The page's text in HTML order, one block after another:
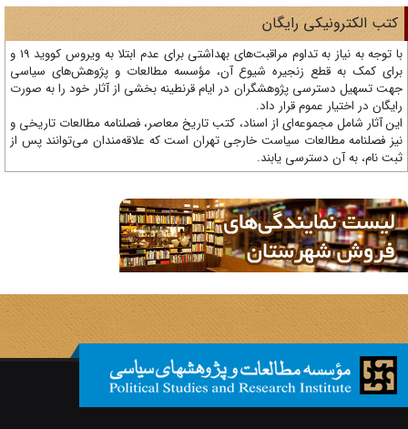
الکترونیکی رایگان
با توجه به نیاز به تداوم مراقبت‌های بهداشتی برای عدم ابتلا به ویروس کووید 19 و
کمک به قطع زنجیره شیوع آن، مؤسسه مطالعات و پژوهش‌های سیاسی
تسهیل دسترسی پژوهشگران در ایام قرنطینه بخشی از آثار خود را به صورت
در اختیار عموم قرار داد.
آثار شامل مجموعه‌ای از اسناد، کتب تاریخ معاصر، فصلنامه‌ مطالعات تاریخی و
فصلنامه مطالعات سیاست خارجی تهران است که علاقه‌مندان می‌توانند پس از
نام، به آن دسترسی یابند.